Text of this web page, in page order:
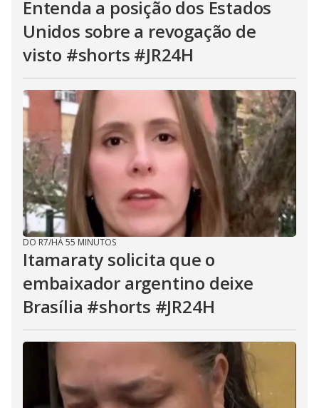
Entenda a posição dos Estados
Unidos sobre a revogação de
visto #shorts #JR24H
DO R7/HÁ 55 MINUTOS
Itamaraty solicita que o
embaixador argentino deixe
Brasília #shorts #JR24H